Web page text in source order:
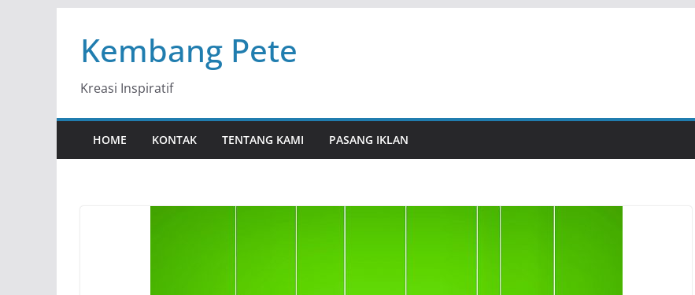
contentKembang Pete
Kreasi Inspiratif
HOME KONTAK TENTANG KAMI PASANG IKLAN